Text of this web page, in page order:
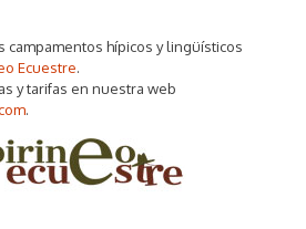
campamentos hípicos y lingüísticos
Ecuestre.
y tarifas en nuestra web
.